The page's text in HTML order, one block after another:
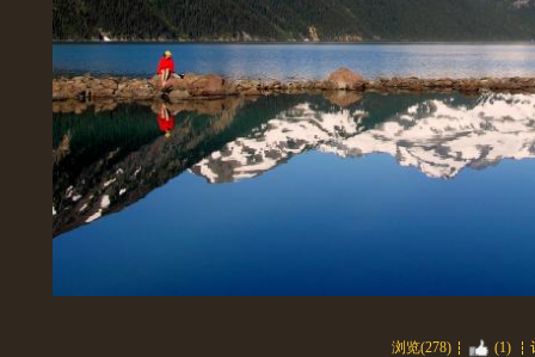
浏览(278) (1)